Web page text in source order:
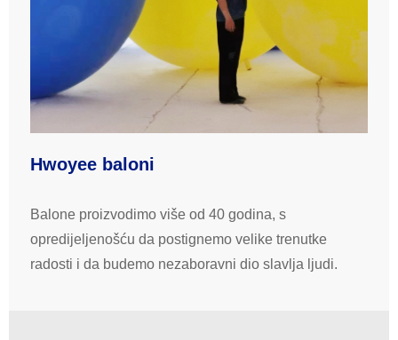
Hwoyee baloni
Balone proizvodimo više od 40 godina, s
opredijeljenošću da postignemo velike trenutke
radosti i da budemo nezaboravni dio slavlja ljudi.